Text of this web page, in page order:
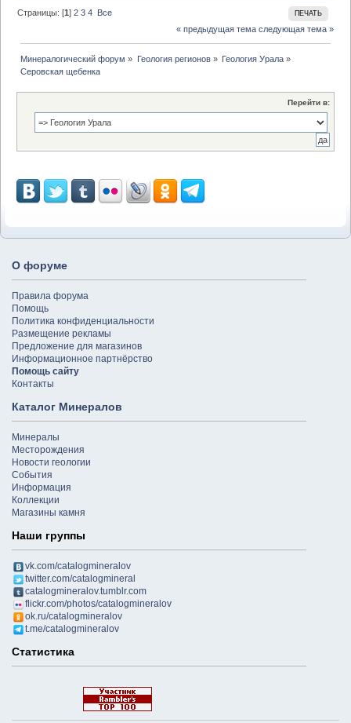
ПЕЧАТЬ
Страницы: [1]2 3 4 Все
« предыдущая тема следующая тема »
Минералогический форум » Геология регионов» Геология Урала»
Серовская щебенка
Перейти в:
О форуме
Правила форума
Помощь
Политика конфиденциальности
Размещение рекламы
Предложение для магазинов
Информационное партнёрство
Помощь сайту
Контакты
Каталог Минералов
Минералы
Месторождения
Новости геологии
События
Информация
Коллекции
Магазины камня
Наши группы
vk.com/catalogmineralov
twitter.com/catalogmineral
catalogmineralov.tumblr.com
flickr.com/photos/catalogmineralov
ok.ru/catalogmineralov
t.me/catalogmineralov
Статистика